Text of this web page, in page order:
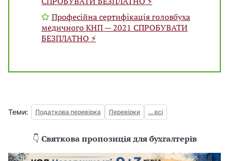
Професійна сертифікація головбуха
медичного КНП — 2021 СПРОБУВАТИ
БЕЗПЛАТНО ⚡️
Теми: Податкова перевірка Перевірки ... всі
👇 Святкова пропозиція для бухгалтерів